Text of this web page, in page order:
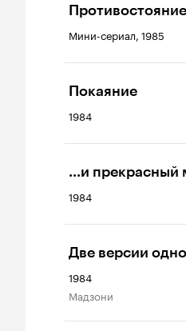
Противостояние
Мини-сериал, 1985
Покаяние
1984
...и прекрасный
1984
Две версии
1984
Мадзони